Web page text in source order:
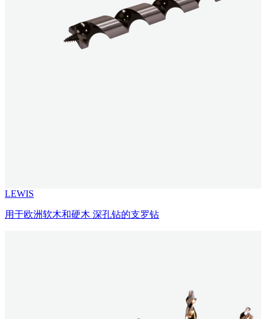
LEWIS
用于欧洲软木和硬木 深孔钻的支罗钻